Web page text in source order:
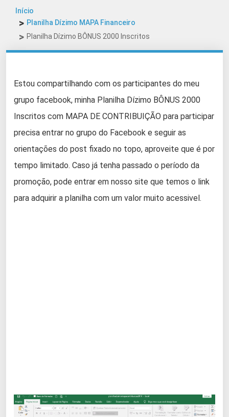
Início
Planilha Dízimo MAPA Financeiro
Planilha Dízimo BÔNUS 2000 Inscritos
Estou compartilhando com os participantes do meu
grupo facebook, minha Planilha Dízimo BÔNUS 2000
Inscritos com MAPA DE CONTRIBUIÇÃO para participar
precisa entrar no grupo do Facebook e seguir as
orientações do post fixado no topo, aproveite que é por
tempo limitado. Caso já tenha passado o período da
promoção, pode entrar em nosso site que temos o link
para adquirir a planilha com um valor muito acessivel.